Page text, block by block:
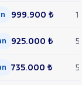
999.900 ₺ 1
925.000 ₺ 5
735.000 ₺ 5